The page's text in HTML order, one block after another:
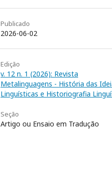
Publicado
2026-06-02
Edição
v. 12 n. 1 (2026): Revista
Metalinguagens - História das
Linguísticas e Historiografia
Seção
Artigo ou Ensaio em Tradução